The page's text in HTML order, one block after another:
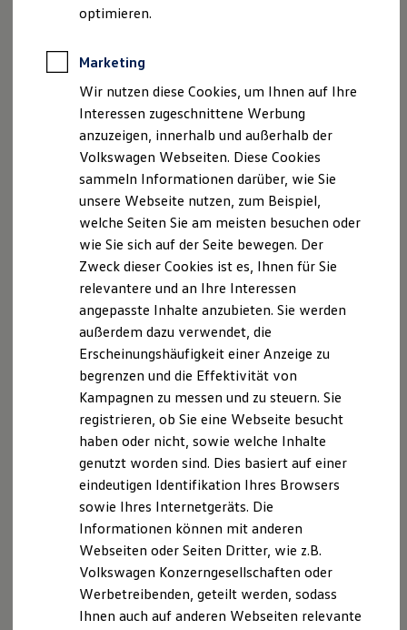
Räder & Reifen Service
Ersatzfahrzeuge
Software, Konnektivität & Apps
California App
VW Connect für Ihren ID. Buzz
VW Connect für Ihren Transporter/Caravelle
VW Connect für Ihren Amarok
VW Connect für andere Modelle
Connect Pro
Fleet Interface Data
Multistop Pathfinder
Übersicht Software Updates
Hilfreiches für Besitzer
Fahrerassistenz- und Sicherheitssysteme
Kontrollleuchten
Kurzfahrprofile und Ölverdünnung
XTL-Dieselkraftstoff
Ersatzteile und Betriebsflüssigkeiten
Original Zubehör und Lifestyle Produkte
myVolkswagen
myVolkswagen Business
Elektrisch & Autonom
Elektro - & Hybridfahrzeuge
Unser Ansatz
Klimafreundlicher Strom
Reichweite & Ladelösungen
Reichweitensimulator
Ladezeitensimulator
Ladelösungen für Privatkunden
Ladelösungen für Gewerbekunden
Wallbox und Ladekabel
Förderung & Kosten der Elektrofahrzeuge
Fördermöglichkeiten für Privatkunden
Fördermöglichkeiten für Gewerbekunden
optimieren.
Marketing
Wir nutzen diese Cookies, um Ihnen auf Ihre
Interessen zugeschnittene Werbung
anzuzeigen, innerhalb und außerhalb der
Volkswagen Webseiten. Diese Cookies
sammeln Informationen darüber, wie Sie
unsere Webseite nutzen, zum Beispiel,
welche Seiten Sie am meisten besuchen oder
wie Sie sich auf der Seite bewegen. Der
Zweck dieser Cookies ist es, Ihnen für Sie
relevantere und an Ihre Interessen
angepasste Inhalte anzubieten. Sie werden
außerdem dazu verwendet, die
Erscheinungshäufigkeit einer Anzeige zu
begrenzen und die Effektivität von
Kampagnen zu messen und zu steuern. Sie
registrieren, ob Sie eine Webseite besucht
haben oder nicht, sowie welche Inhalte
genutzt worden sind. Dies basiert auf einer
eindeutigen Identifikation Ihres Browsers
sowie Ihres Internetgeräts. Die
Informationen können mit anderen
Webseiten oder Seiten Dritter, wie z.B.
Volkswagen Konzerngesellschaften oder
Werbetreibenden, geteilt werden, sodass
Ihnen auch auf anderen Webseiten relevante